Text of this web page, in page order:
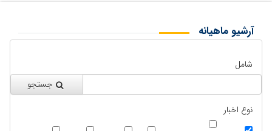
آرشیو ماهیانه
شامل
جستجو
نوع اخبار